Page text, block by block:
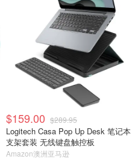
$159.00 $289.95
Logitech Casa Pop Up Desk 笔记本
支架套装 无线键盘触控板
Amazon澳洲亚马逊